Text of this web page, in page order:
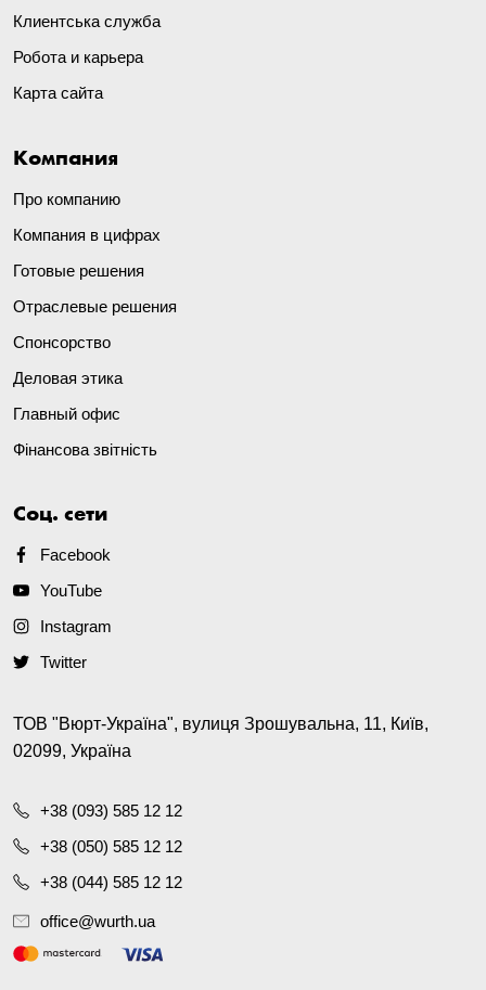
Клиентська служба
Робота и карьера
Карта сайта
Компания
Про компанию
Компания в цифрах
Готовые решения
Отраслевые решения
Спонсорство
Деловая этика
Главный офис
Фінансова звітність
Соц. сети
Facebook
YouTube
Instagram
Twitter
ТОВ "Вюрт-Україна", вулиця Зрошувальна, 11, Київ,
02099, Україна
+38 (093) 585 12 12
+38 (050) 585 12 12
+38 (044) 585 12 12
office@wurth.ua